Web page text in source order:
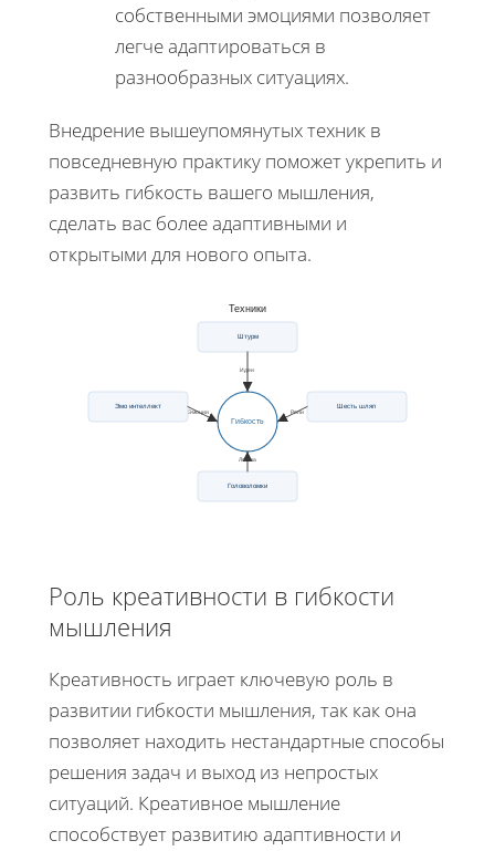
собственными эмоциями позволяет
легче адаптироваться в
разнообразных ситуациях.
Внедрение вышеупомянутых техник в
повседневную практику поможет укрепить и
развить гибкость вашего мышления,
сделать вас более адаптивными и
открытыми для нового опыта.
Техники
Штурм
Шесть шляп
Головоломки
Эмо интеллект
Гибкость
Идеи
Роли
Логика
Эмоции
Роль креативности в гибкости
мышления
Креативность играет ключевую роль в
развитии гибкости мышления, так как она
позволяет находить нестандартные способы
решения задач и выход из непростых
ситуаций. Креативное мышление
способствует развитию адаптивности и